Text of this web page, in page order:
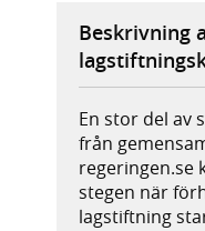
Beskrivning
En stor del av
från
regeringen.se
stegen när
lagstiftning